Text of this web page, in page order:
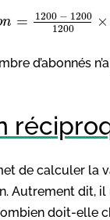
n = 1200 − 1200
1200 ×
d’abonnés
de calculer la
Autrement dit,
doit-elle